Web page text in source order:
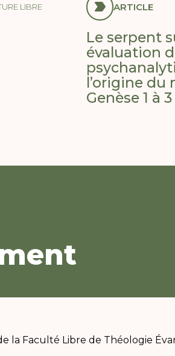
LIBRE ARTICLE
Le serpent
évaluation
l’origine du
Genèse 1 à 3
la Faculté Libre de Théologie